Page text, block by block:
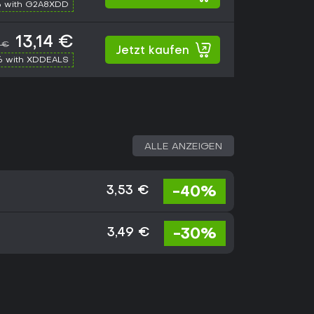
with G2A8XDD
€ 13,14 €
with XDDEALS
Jetzt kaufen
ALLE ANZEIGEN
3,53 € -40%
3,49 € -30%